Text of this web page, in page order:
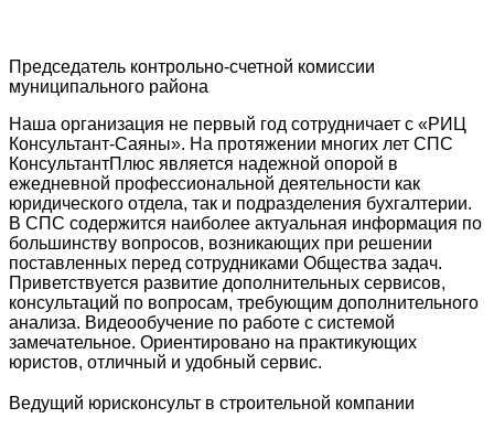
Председатель контрольно-счетной комиссии
муниципального района
Наша организация не первый год сотрудничает с «РИЦ
Консультант-Саяны». На протяжении многих лет СПС
КонсультантПлюс является надежной опорой в
ежедневной профессиональной деятельности как
юридического отдела, так и подразделения бухгалтерии.
В СПС содержится наиболее актуальная информация по
большинству вопросов, возникающих при решении
поставленных перед сотрудниками Общества задач.
Приветствуется развитие дополнительных сервисов,
консультаций по вопросам, требующим дополнительного
анализа. Видеообучение по работе с системой
замечательное. Ориентировано на практикующих
юристов, отличный и удобный сервис.
Ведущий юрисконсульт в строительной компании